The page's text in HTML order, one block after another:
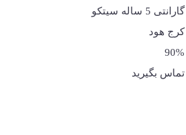
گارانتی 5 ساله سیتکو
کرج هود
90%
تماس بگیرید